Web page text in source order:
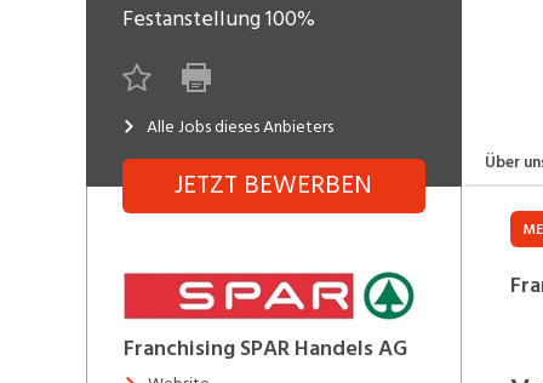
Informatik, Telekommunikation
Marketing, Kommunikation,
Medien, Druck
Verkauf, Handel, Kundenberatung,
Aussendienst
Festanstellung100%
Alle Jobs dieses Anbieters
JETZT BEWERBEN
Über
Franchising SPAR Handels AG